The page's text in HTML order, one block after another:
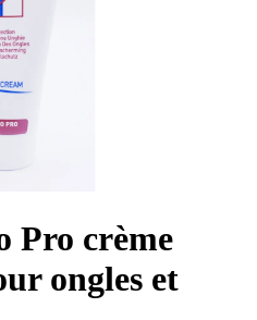
Pro crème
ongles et